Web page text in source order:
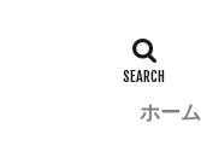
ホーム